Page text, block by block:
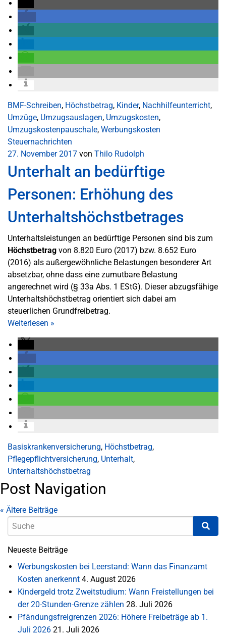
BMF-Schreiben, Höchstbetrag, Kinder, Nachhilfeunterricht,
Umzüge, Umzugsauslagen, Umzugskosten,
Umzugskostenpauschale, Werbungskosten
Steuernachrichten
27. November 2017 von Thilo Rudolph
Unterhalt an bedürftige
Personen: Erhöhung des
Unterhaltshöchstbetrages
Unterhaltsleistungen an bedürftige Personen sind bis zum
Höchstbetrag von 8.820 Euro (2017) bzw. 8.652 Euro
(2016) als außergewöhnliche Belastungen besonderer Art
absetzbar, ohne dass eine zumutbare Belastung
angerechnet wird (§ 33a Abs. 1 EStG). Dieser abzugsfähige
Unterhaltshöchstbetrag orientiert sich dabei am
steuerlichen Grundfreibetrag.
Weiterlesen »
Basiskrankenversicherung, Höchstbetrag,
Pflegepflichtversicherung, Unterhalt,
Unterhaltshöchstbetrag
Post Navigation
« Ältere Beiträge
Neueste Beiträge
Werbungskosten bei Leerstand: Wann das Finanzamt
Kosten anerkennt 4. August 2026
Kindergeld trotz Zweitstudium: Wann Freistellungen bei
der 20-Stunden-Grenze zählen 28. Juli 2026
Pfändungsfreigrenzen 2026: Höhere Freibeträge ab 1.
Juli 2026 21. Juli 2026